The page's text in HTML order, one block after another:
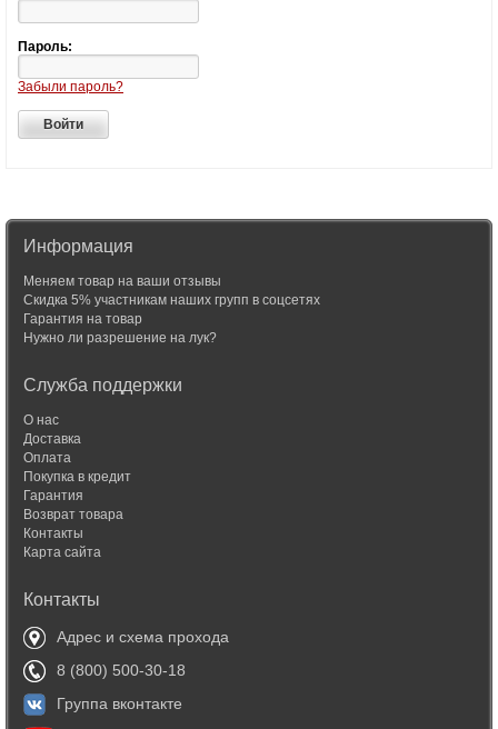
Пароль:
Забыли пароль?
Информация
Меняем товар на ваши отзывы
Скидка 5% участникам наших групп в соцсетях
Гарантия на товар
Нужно ли разрешение на лук?
Служба поддержки
О нас
Доставка
Оплата
Покупка в кредит
Гарантия
Возврат товара
Контакты
Карта сайта
Контакты
Адрес и схема прохода
8 (800) 500-30-18
Группа вконтакте